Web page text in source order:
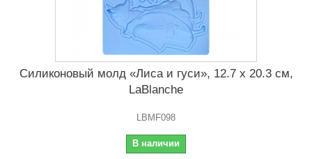
Силиконовый молд «Лиса и гуси», 12.7 x 20.3 см,
LaBlanche
LBMF098
В наличии